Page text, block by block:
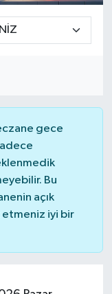
gece
Bu
açık
etmeniz iyi bir